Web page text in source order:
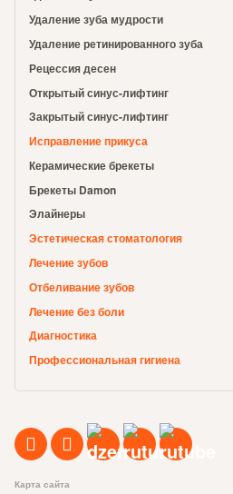
Удаление зуба мудрости
Удаление ретинированного зуба
Рецессия десен
Открытый синус-лифтинг
Закрытый синус-лифтинг
Исправление прикуса
Керамические брекеты
Брекеты Damon
Элайнеры
Эстетическая стоматология
Лечение зубов
Отбеливание зубов
Лечение без боли
Диагностика
Профессиональная гигиена
Карта сайта